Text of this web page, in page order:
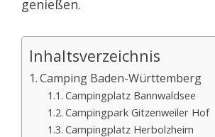
genießen.
Inhaltsverzeichnis
Camping Baden-Württemberg
Campingplatz Bannwaldsee
Campingpark Gitzenweiler Hof
Campingplatz Herbolzheim